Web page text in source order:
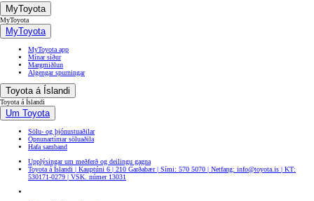
MyToyota
MyToyota
MyToyota
MyToyota app
Mínar síður
Margmiðlun
Algengar spurningar
Toyota á Íslandi
Toyota á Íslandi
Um Toyota
Sölu- og þjónustuaðilar
Opnunartímar söluaðila
Hafa samband
Upplýsingar um meðferð og deilingu gagna
Toyota á Íslandi | Kauptúni 6 | 210 Garðabær | Sími: 570 5070 | Netfang: info@toyota.is | KT:
530171-0279 | VSK. númer 13031